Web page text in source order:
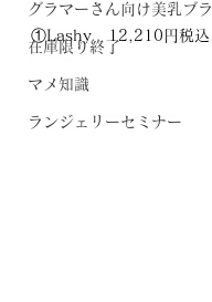
グラマーさん向け美乳ブラ
在庫限り終了
マメ知識
ランジェリーセミナー
①Lashy   12,210円税込